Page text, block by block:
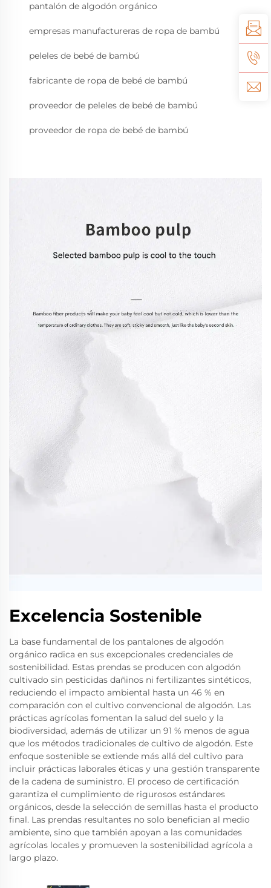
pantalón de algodón orgánico
empresas manufactureras de ropa de bambú
peleles de bebé de bambú
fabricante de ropa de bebé de bambú
proveedor de peleles de bebé de bambú
proveedor de ropa de bebé de bambú
Excelencia Sostenible
La base fundamental de los pantalones de algodón
orgánico radica en sus excepcionales credenciales de
sostenibilidad. Estas prendas se producen con algodón
cultivado sin pesticidas dañinos ni fertilizantes sintéticos,
reduciendo el impacto ambiental hasta un 46 % en
comparación con el cultivo convencional de algodón. Las
prácticas agrícolas fomentan la salud del suelo y la
biodiversidad, además de utilizar un 91 % menos de agua
que los métodos tradicionales de cultivo de algodón. Este
enfoque sostenible se extiende más allá del cultivo para
incluir prácticas laborales éticas y una gestión transparente
de la cadena de suministro. El proceso de certificación
garantiza el cumplimiento de rigurosos estándares
orgánicos, desde la selección de semillas hasta el producto
final. Las prendas resultantes no solo benefician al medio
ambiente, sino que también apoyan a las comunidades
agrícolas locales y promueven la sostenibilidad agrícola a
largo plazo.